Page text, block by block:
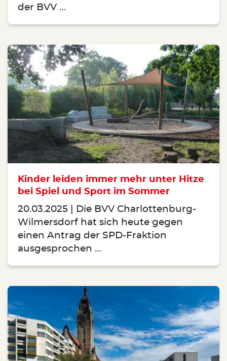
der BVV …
Kinder leiden immer mehr unter Hitze
bei Spiel und Sport im Sommer
20.03.2025
Die BVV Charlottenburg-
Wilmersdorf hat sich heute gegen
einen Antrag der SPD-Fraktion
ausgesprochen …